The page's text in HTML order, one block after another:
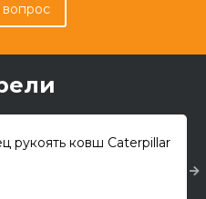
вопрос
рукоять ковш Caterpillar